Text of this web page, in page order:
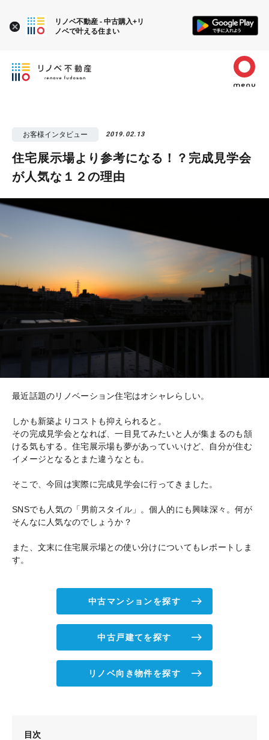
お客様インタビュー 2019.02.13
住宅展示場より参考になる！？完成見学会
が人気な１２の理由
最近話題のリノベーション住宅はオシャレらしい。
しかも新築よりコストも抑えられると。
その完成見学会となれば、一目見てみたいと人が集まるのも頷
ける気もする。住宅展示場も夢があっていいけど、自分が住む
イメージとなるとまた違うなとも。
そこで、今回は実際に完成見学会に行ってきました。
SNSでも人気の「男前スタイル」。個人的にも興味深々。何が
そんなに人気なのでしょうか？
また、文末に住宅展示場との使い分けについてもレポートしま
す。
中古マンションを探す
中古戸建てを探す
リノベ向き物件を探す
目次
リノベ不動産 - 中古購入+リ
ノベで叶える住まい